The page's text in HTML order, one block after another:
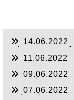
14.06.2022
MÜJDELERİ
11.06.2022
09.06.2022
07.06.2022